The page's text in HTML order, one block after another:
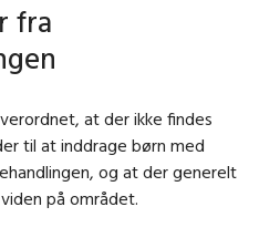
fra
at der ikke findes
til at inddrage børn med
og at der generelt
på området.